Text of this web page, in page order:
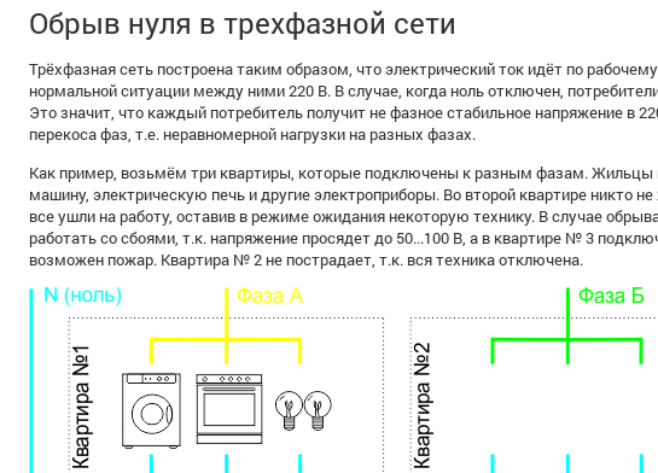
Обрыв нуля в трехфазной сети
Трёхфазная сеть построена таким образом, что электрический ток идёт по
нормальной ситуации между ними 220 В. В случае, когда ноль отключен,
Это значит, что каждый потребитель получит не фазное стабильное напряжение в
перекоса фаз, т.е. неравномерной нагрузки на разных фазах.
Как пример, возьмём три квартиры, которые подключены к разным фазам. Жильцы
машину, электрическую печь и другие электроприборы. Во второй квартире никто
все ушли на работу, оставив в режиме ожидания некоторую технику. В случае
работать со сбоями, т.к. напряжение просядет до 50...100 В, а в квартире № 3
возможен пожар. Квартира № 2 не пострадает, т.к. вся техника отключена.